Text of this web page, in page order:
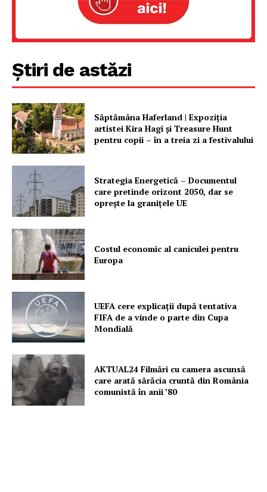
Știri de astăzi
Săptămâna Haferland | Expoziţia
artistei Kira Hagi şi Treasure Hunt
pentru copii – în a treia zi a festivalului
Strategia Energetică – Documentul
care pretinde orizont 2050, dar se
oprește la granițele UE
Costul economic al caniculei pentru
Europa
UEFA cere explicații după tentativa
FIFA de a vinde o parte din Cupa
Mondială
AKTUAL24 Filmări cu camera ascunsă
care arată sărăcia cruntă din România
comunistă în anii ’80